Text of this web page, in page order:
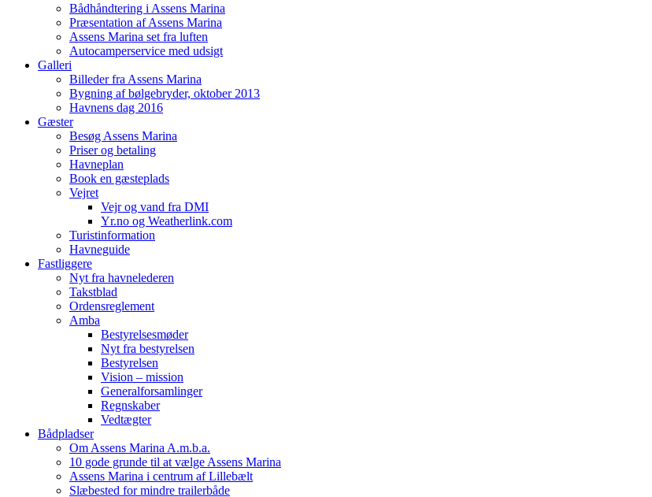
Bådhåndtering i Assens Marina
Præsentation af Assens Marina
Assens Marina set fra luften
Autocamperservice med udsigt
Galleri
Billeder fra Assens Marina
Bygning af bølgebryder, oktober 2013
Havnens dag 2016
Gæster
Besøg Assens Marina
Priser og betaling
Havneplan
Book en gæsteplads
Vejret
Vejr og vand fra DMI
Yr.no og Weatherlink.com
Turistinformation
Havneguide
Fastliggere
Nyt fra havnelederen
Takstblad
Ordensreglement
Amba
Bestyrelsesmøder
Nyt fra bestyrelsen
Bestyrelsen
Vision – mission
Generalforsamlinger
Regnskaber
Vedtægter
Bådpladser
Om Assens Marina A.m.b.a.
10 gode grunde til at vælge Assens Marina
Assens Marina i centrum af Lillebælt
Slæbested for mindre trailerbåde